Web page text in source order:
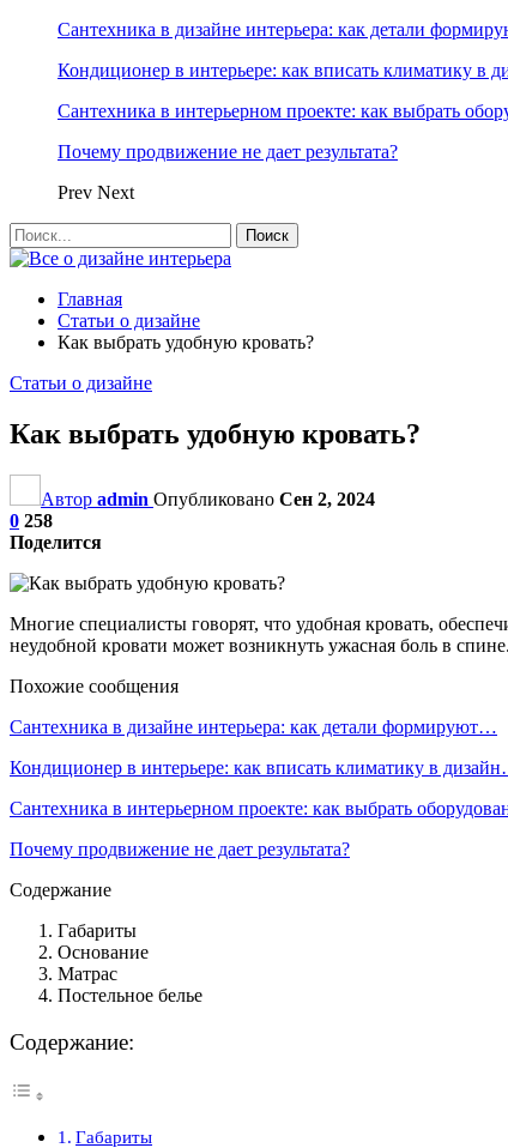
Сантехника в дизайне интерьера: как детали
Кондиционер в интерьере: как вписать климатику в
Сантехника в интерьерном проекте: как выбрать
Почему продвижение не дает результата?
Prev Next
Главная
Статьи о дизайне
Как выбрать удобную кровать?
Статьи о дизайне
Как выбрать удобную кровать?
Автор admin Опубликовано Сен 2, 2024
0 258
Поделится
Многие специалисты говорят, что удобная кровать,
неудобной кровати может возникнуть ужасная боль в
Похожие сообщения
Сантехника в дизайне интерьера: как детали формируют…
Кондиционер в интерьере: как вписать климатику в
Сантехника в интерьерном проекте: как выбрать
Почему продвижение не дает результата?
Содержание
Габариты
Основание
Матрас
Постельное белье
Содержание:
Габариты